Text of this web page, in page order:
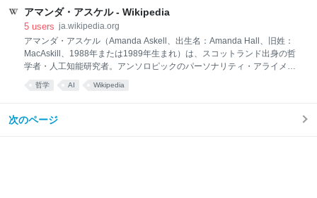
総トン数5トン未満）の2隻に分乗して出航した[11][14]
[15][16]。その際「先発隊」の生徒達は、辺野古漁港
イラン政府は認めていない[4]。 2023年パレスチナ・イスラエル戦争以
後、抵抗の枢軸陣営とアメリカ・イスラエル陣営の対立は明確となり、
2023年イスラエルとヒズボラの紛争や、紅海危機、イラン・イスラエル
戦争に繋がることとなる。
アマンダ・アスケル - Wikipedia
5 users ja.wikipedia.org
アマンダ・アスケル（Amanda Askell、出生名：Amanda Hall、旧姓：
MacAskill、1988年または1989年生まれ）は、スコットランド出身の哲
学者・人工知能研究者。アンソロピックのパーソナリティ・アライメン
トチームのリーダーを務め、同社の大規模言語モデル「Claude」の性格
設計・倫理訓練を主導している。2024年には’’TIME’’誌の「TIME100
のプレストウィックで母（教師）のもとに育った[2]。中等教育はクラッ
哲学 AI Wikipedia
次のページ